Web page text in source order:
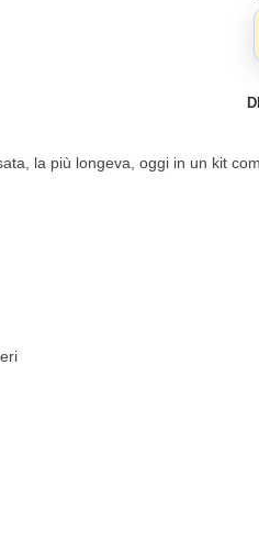
la più longeva, oggi in un kit